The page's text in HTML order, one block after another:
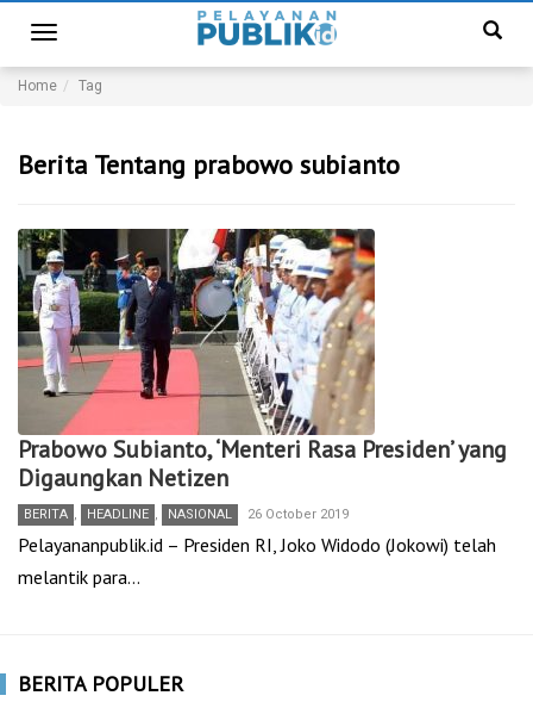
Toggle
navigation
Home Tag
Berita Tentang prabowo subianto
Prabowo Subianto, ‘Menteri Rasa Presiden’ yang
Digaungkan Netizen
BERITA , HEADLINE , NASIONAL 26 October 2019
Pelayananpublik.id – Presiden RI, Joko Widodo (Jokowi) telah
melantik para…
BERITA POPULER